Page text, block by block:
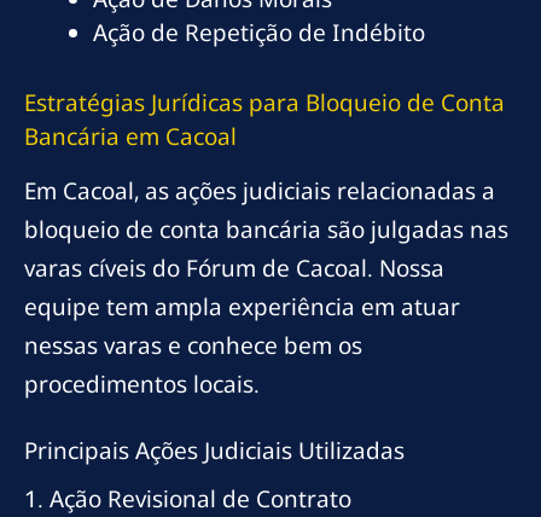
Ação de Repetição de Indébito
Estratégias Jurídicas para Bloqueio de Conta
Bancária em Cacoal
Em Cacoal, as ações judiciais relacionadas a
bloqueio de conta bancária são julgadas nas
varas cíveis do Fórum de Cacoal. Nossa
equipe tem ampla experiência em atuar
nessas varas e conhece bem os
procedimentos locais.
Principais Ações Judiciais Utilizadas
1. Ação Revisional de Contrato